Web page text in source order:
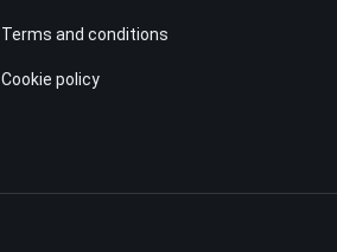
Terms and conditions
Cookie policy